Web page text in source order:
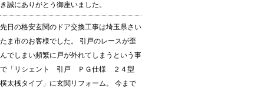
き誠にありがとう御座いました。
先日の格安玄関のドア交換工事は埼玉県さい
たま市のお客様でした。 引戸のレースが歪
んでしまい頻繁に戸が外れてしまうという事
で「リシェント 引戸 ＰＧ仕様 ２４型
横太桟タイプ」に玄関リフォーム。 今まで